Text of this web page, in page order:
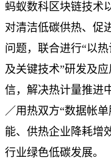
蚂蚁数科区块链技术
对清洁低碳供热、促
问题，联合进行“以
及关键技术”研发及
信，解决热计量推进
／用热双方“数据帐
能、供热企业降耗增
行业绿色低碳发展。